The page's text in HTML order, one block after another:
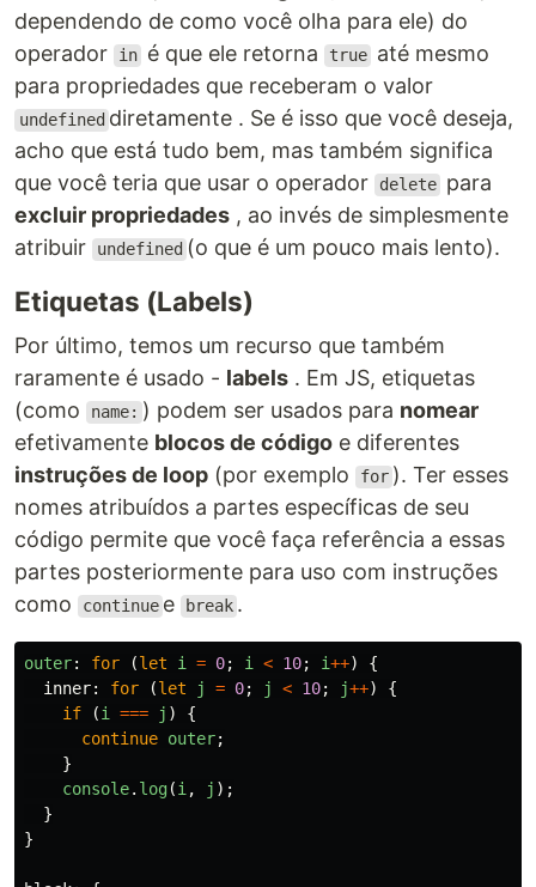
dependendo de como você olha para ele) do
operador
in é que ele retorna true até mesmo
para propriedades que receberam o valor
undefined diretamente . Se é isso que você deseja,
acho que está tudo bem, mas também significa
que você teria que usar o operador
delete para
excluir propriedades , ao invés de simplesmente
atribuir
undefined (o que é um pouco mais lento).
Etiquetas (Labels)
Por último, temos um recurso que também
raramente é usado - labels . Em JS, etiquetas
(como
name: ) podem ser usados ​​para nomear
efetivamente blocos de código e diferentes
instruções de loop (por exemplo for ). Ter esses
nomes atribuídos a partes específicas de seu
código permite que você faça referência a essas
partes posteriormente para uso com instruções
como
continue e break .
outer: for (let i = 0; i < 10; i++)
{
inner: for (let j = 0; j < 10; j++)
{
if
(i === j )
{
continue outer;
}
console. log(i , j );
}
}